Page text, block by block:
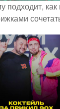
подходит, как